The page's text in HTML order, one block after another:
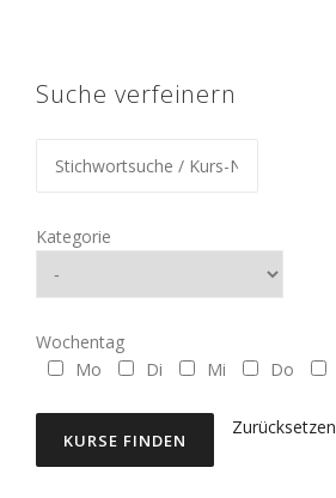
Suche verfeinern
Kategorie
Wochentag
Mo
Di Mi Do
Zurücksetzen